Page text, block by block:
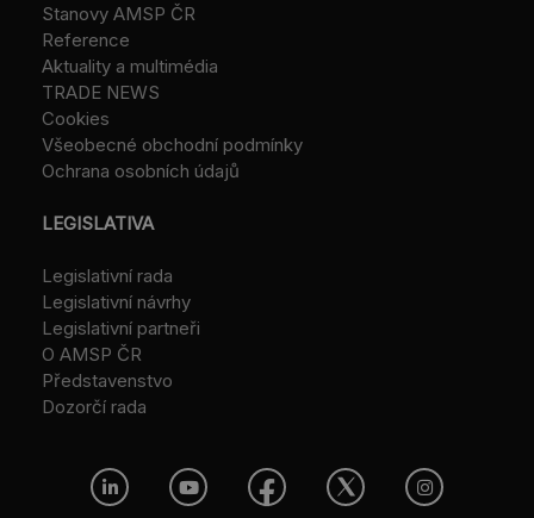
Stanovy AMSP ČR
Reference
Aktuality a multimédia
TRADE NEWS
Cookies
Všeobecné obchodní podmínky
Ochrana osobních údajů
LEGISLATIVA
Legislativní rada
Legislativní návrhy
Legislativní partneři
O AMSP ČR
Představenstvo
Dozorčí rada